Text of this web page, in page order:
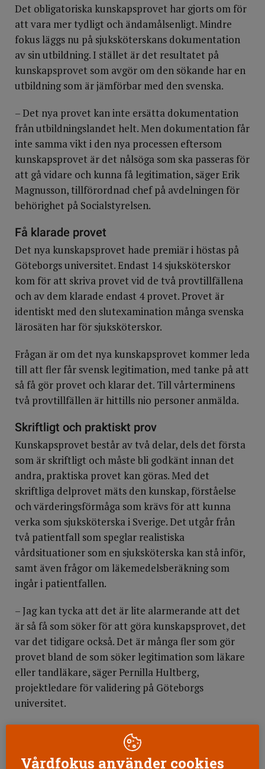
Det obligatoriska kunskapsprovet har gjorts om för
att vara mer tydligt och ändamålsenligt. Mindre
fokus läggs nu på sjuksköterskans dokumentation
av sin utbildning. I stället är det resultatet på
kunskapsprovet som avgör om den sökande har en
utbildning som är jämförbar med den svenska.
– Det nya provet kan inte ersätta dokumentation
från utbildningslandet helt. Men dokumentation får
inte samma vikt i den nya processen eftersom
kunskapsprovet är det nålsöga som ska passeras för
att gå vidare och kunna få legitimation, säger Erik
Magnusson, tillförordnad chef på avdelningen för
behörighet på Socialstyrelsen.
Få klarade provet
Det nya kunskapsprovet hade premiär i höstas på
Göteborgs universitet. Endast 14 sjuksköterskor
kom för att skriva provet vid de två provtillfällena
och av dem klarade endast 4 provet. Provet är
identiskt med den slutexamination många svenska
lärosäten har för sjuksköterskor.
Frågan är om det nya kunskapsprovet kommer leda
till att fler får svensk legitimation, med tanke på att
så få gör provet och klarar det. Till vårterminens
två provtillfällen är hittills nio personer anmälda.
Skriftligt och praktiskt prov
Kunskapsprovet består av två delar, dels det första
som är skriftligt och måste bli godkänt innan det
andra, praktiska provet kan göras. Med det
skriftliga delprovet mäts den kunskap, förståelse
och värderingsförmåga som krävs för att kunna
verka som sjuksköterska i Sverige. Det utgår från
två patientfall som speglar realistiska
vårdsituationer som en sjuksköterska kan stå inför,
samt även frågor om läkemedelsberäkning som
ingår i patientfallen.
– Jag kan tycka att det är lite alarmerande att det
är så få som söker för att göra kunskapsprovet, det
var det tidigare också. Det är många fler som gör
provet bland de som söker legitimation som läkare
eller tandläkare, säger Pernilla Hultberg,
projektledare för validering på Göteborgs
universitet.
Andra steg i legitimationsprocessen har gjorts mer
flexibla. Det krävs inte längre först betyg på
Vårdfokus använder cookies